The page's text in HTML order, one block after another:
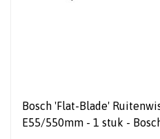
Bosch 'Flat-Blade'
E55/550mm - 1 stuk -